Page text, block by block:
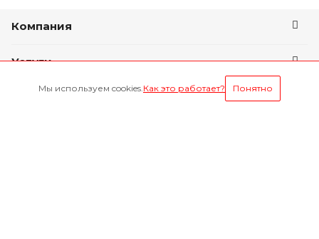
Компания
Услуги
Условия оплаты
Мы используем cookies.Как это работает? Понятно